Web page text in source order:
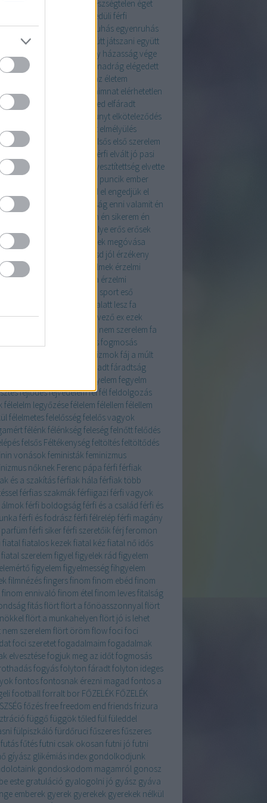
TÁPLÁLKOZÁS
egészségtelen éget
egyedüli férfi
egyenruha egyenruhás egyenruhás
együttegyütt a család együtt játszani együtt
egy házasság vége
elegáns nadrág elégedett
élem az életem
elérem elérem a céljaimnat elérhetetlen
elérhető pasi élet veled elfáradt
elhunyt elköteleződés
ellenállás elmélet elmélyülés
előléptetés elsős első szerelem
elvált férfi elvált jó pasi
nő
elvárások elvesztítettség elvette
élvezzük a telet emanci puncik ember
engedd el engedjük el
énlép ennivaló ennivalóság enni valamit én
én naplóm én sikerem én
ereklye erős erősek
a hitem
értékek megóvása
értsd jól érzékeny
érzékeny szerető érzelmek érzelmi
érzelmi intelligencia érzelmi
esgészséges a sport eső
évek alatt lesz fa
evés évtervező ex ezek
ez nem szerelem fa
fájdalmas fogmosás
fájó izmok fáj a múlt
fáradtfáradtság
fegyelem fegyelm
fejlődésfejvédelemfelfél feldolgozás
félelelm legyőzésefélelem félellem félellem
félelmetesfelelősségfelelős vagyok
félénk félénkségfeleségfelnőttfelődés
felsős Féltékenységfeltöltésfeltöltődés
vonások feministák feminizmus
nőknek Ferenc pápa férfi férfiak
és a szakításférfiak hála férfiak több
férfias szakmák férfiigazi férfi vagyok
férfi boldogságférfi és a család férfi és
férfi és fodrász férfi félrelép férfi magány
férfi sikerférfi szeretőik férj feromon
fiatal fiatalos kezek fiatal kéz fiatal nő idős
fiatal szerelem figyel figyelek rád figyelem
figyelem figyelmességfihgyelem
filmnézésfingersfinom finom ebéd finom
finom ennivaló finom étel finom levesfitalság
fitásflörtflört a főnöasszonnyal flört
flört a munkahelyen flört jó is lehet
szerelem flört öröm flowfoci foci
foci szeretetfogadalmaim fogadalmak
elvesztésefogjuk meg az időtfogmosás
fogyásfolyton fáradtfolyton ideges
fontosfontosnak érezni magad fontos a
football forralt bor FŐZELÉK FŐZELÉK
főzésfreefreedom end friendsfrizura
függő függök tőled fül füleddel
fülpiszkáló fürdőruci fűszeresfűszeres
futásfűtésfutni csak okosan futni jó futni
gíyász glikémiás index gondolkodjunk
gondoskodom magamról gonosz
este gratuláció gyalogolni jó gyász gyáva
emberek gyerek gyerekek gyerekek nélkül